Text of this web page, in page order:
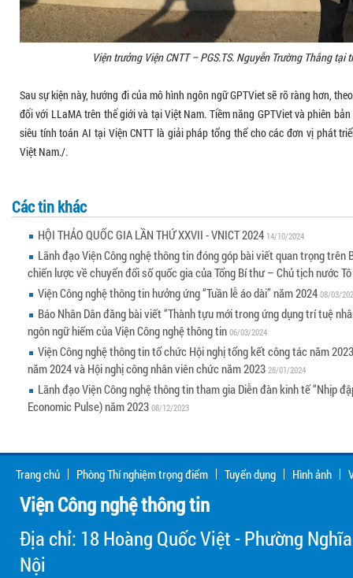
Viện trưởng Viện CNTT – PGS.TS. Nguyễn Trường Thắng tại
Sau sự kiện này, hướng đi của mô hình ngôn ngữ GPTViet sẽ rõ ràng hơn,
đối với LLaMA trên thế giới và tại Việt Nam. Tiềm năng GPTViet và phiên
siêu tính toán AI tại Viện CNTT là giải pháp tổng thể cho các đơn vị phát
Việt Nam./.
Các tin khác
HỘI THẢO QUỐC GIA LẦN THỨ XXVII - VNICT 2024 14/10/2024
Lãnh đạo Viện Công nghệ thông tin đóng góp bài viết quan trọng trên
chiến lược về chuyển đổi số quốc gia của Tổng Bí thư – Chủ tịch nước
Viện Công nghệ thông tin hưởng ứng “Tuần lễ áo dài” năm 2024 08/03/
Báo Nhân Dân đăng bài viết “Thành tựu mới trong ứng dụng trí tuệ
ngôn ngữ hiếm của Viện Công nghệ thông tin 06/03/2024
Viện Công nghệ thông tin tổ chức Hội nghị tổng kết công tác năm
năm 2024 và Hội nghị công nhân viên chức năm 2023 28/01/2024
Lãnh đạo Viện Công nghệ thông tin tham gia Diễn đàn kinh tế “Nhịp
Economic Pulse) năm 2023 08/12/2023
Trang chủ Phòng Thí nghiệm trọng điểm Tuyển dụng Hình ảnh
Viện Công nghệ thông tin
Địa chỉ: 18 Hoàng Quốc Việt - Phường
Nội